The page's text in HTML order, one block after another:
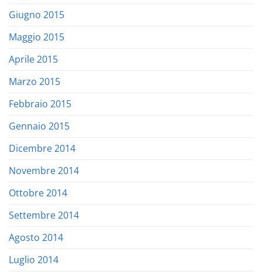
Giugno 2015
Maggio 2015
Aprile 2015
Marzo 2015
Febbraio 2015
Gennaio 2015
Dicembre 2014
Novembre 2014
Ottobre 2014
Settembre 2014
Agosto 2014
Luglio 2014